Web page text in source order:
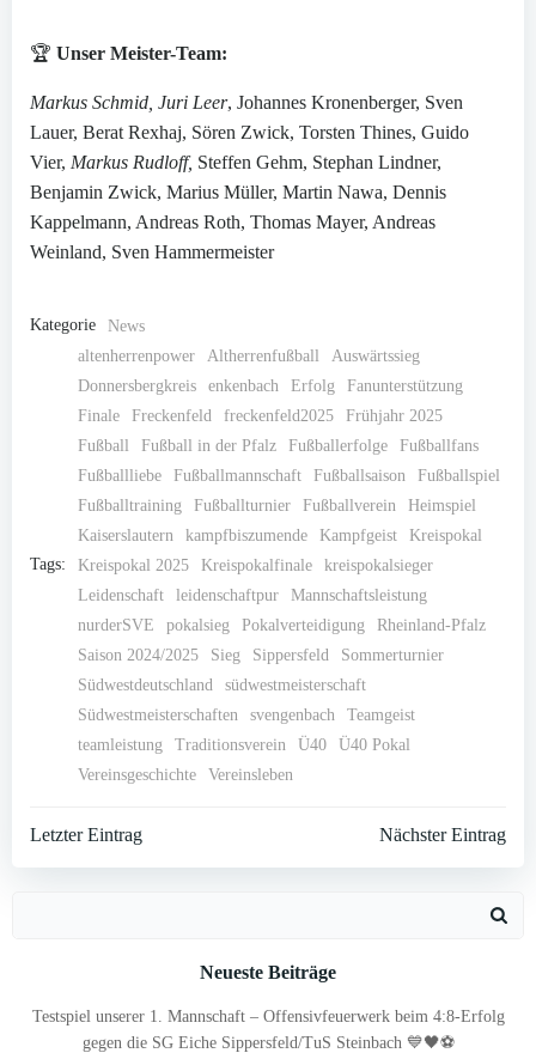
🏆 Unser Meister-Team:
Markus Schmid, Juri Leer, Johannes Kronenberger, Sven
Lauer, Berat Rexhaj, Sören Zwick, Torsten Thines, Guido
Vier, Markus Rudloff, Steffen Gehm, Stephan Lindner,
Benjamin Zwick, Marius Müller, Martin Nawa, Dennis
Kappelmann, Andreas Roth, Thomas Mayer, Andreas
Weinland, Sven Hammermeister
Kategorie News
Tags:
altenherrenpower Altherrenfußball
Auswärtssieg
Donnersbergkreis
enkenbach Erfolg
Fanunterstützung
Finale
Freckenfeld freckenfeld2025
Frühjahr 2025
Fußball
Fußball in der Pfalz Fußballerfolge
Fußballfans
Fußballliebe
Fußballmannschaft Fußballsaison
Fußballspiel
Fußballtraining
Fußballturnier Fußballverein
Heimspiel
Kaiserslautern
kampfbiszumende Kampfgeist
Kreispokal
Kreispokal 2025
Kreispokalfinale
kreispokalsieger
Leidenschaft
leidenschaftpur
Mannschaftsleistung
nurderSVE
pokalsieg Pokalverteidigung
Rheinland-Pfalz
Saison 2024/2025
Sieg Sippersfeld
Sommerturnier
Südwestdeutschland
südwestmeisterschaft
Südwestmeisterschaften
svengenbach
Teamgeist
teamleistung
Traditionsverein Ü40
Ü40 Pokal
Vereinsgeschichte
Vereinsleben
Post
Letzter Eintrag Nächster Eintrag
Neueste Beiträge
Testspiel unserer 1. Mannschaft – Offensivfeuerwerk beim 4:8-Erfolg
gegen die SG Eiche Sippersfeld/TuS Steinbach 💙🖤⚽